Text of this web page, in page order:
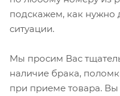
подскажем, как нужно
ситуации.
Мы просим Вас
наличие брака,
при приеме товара. Вы